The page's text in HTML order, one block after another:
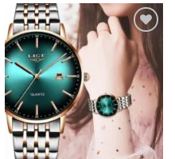
Add to
wishlist